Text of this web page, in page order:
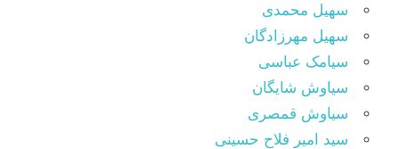
سهیل محمدی
سهیل مهرزادگان
سیامک عباسی
سیاوش شایگان
سیاوش قمصری
سید امیر فلاح حسینی